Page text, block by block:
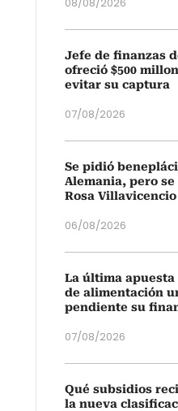
Jefe de finanzas
ofreció $500
evitar su captura
07/08/2026
Se pidió
Alemania, pero
Rosa Villavicencio
06/08/2026
La última
de alimentación
pendiente su
07/08/2026
Qué subsidios
la nueva